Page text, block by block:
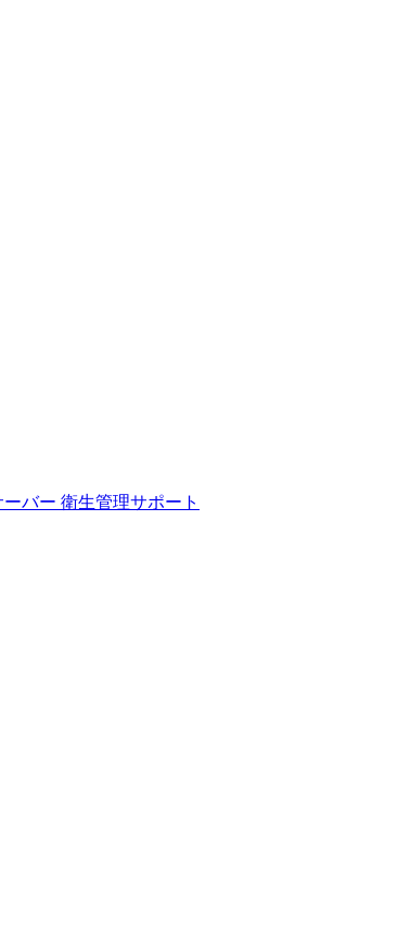
ーバー 衛生管理サポート